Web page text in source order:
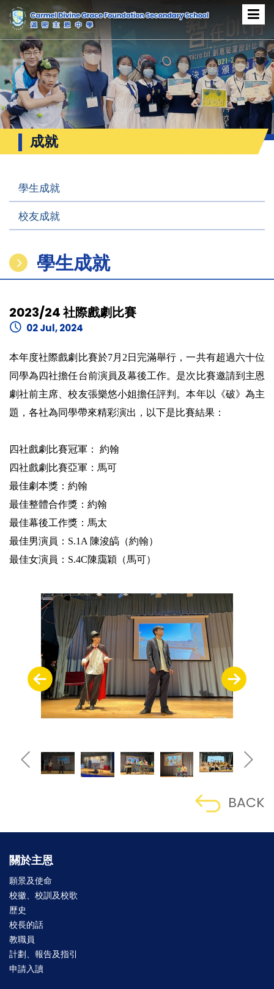
成就
學生成就
校友成就
學生成就
2023/24 社際戲劇比賽
02 Jul, 2024
本年度社際戲劇比賽於7月2日完滿舉行，一共有超過六十位
同學為四社擔任台前演員及幕後工作。是次比賽邀請到主恩
劇社前主席、校友張樂悠小姐擔任評判。本年以《破》為主
題，各社為同學帶來精彩演出，以下是比賽結果：
四社戲劇比賽冠軍： 約翰
四社戲劇比賽亞軍：馬可
最佳劇本獎：約翰
最佳整體合作獎：約翰
最佳幕後工作獎：馬太
最佳男演員：S.1A 陳浚皜（約翰）
最佳女演員：S.4C陳靄穎（馬可）
BACK
關於主恩
願景及使命
校徽、校訓及校歌
歷史
校長的話
教職員
計劃、報告及指引
申請入讀